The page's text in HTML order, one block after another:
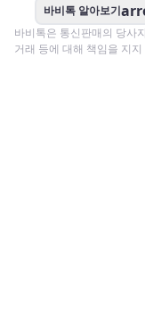
바비톡 알아보기
바비톡은 통신판매의 당사
거래 등에 대해 책임을 지